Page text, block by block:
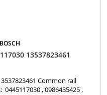
BOSCH
13537823461
Common rail
, 0986435425 ,